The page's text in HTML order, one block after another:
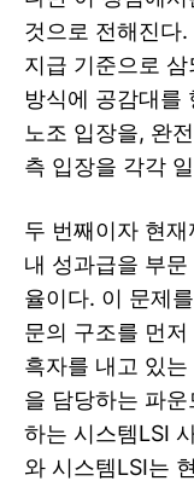
것으로 전해진다
지급 기준으로
방식에 공감대를
노조 입장을, 완
측 입장을 각각
두 번째이자 현
내 성과급을 부
율이다. 이 문제
문의 구조를 먼
흑자를 내고 있
을 담당하는 파
하는 시스템LSI
와 시스템LSI는